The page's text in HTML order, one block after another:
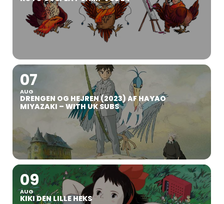
07
AUG
DRENGEN OG HEJREN (2023) AF HAYAO
MIYAZAKI – WITH UK SUBS
09
AUG
KIKI DEN LILLE HEKS